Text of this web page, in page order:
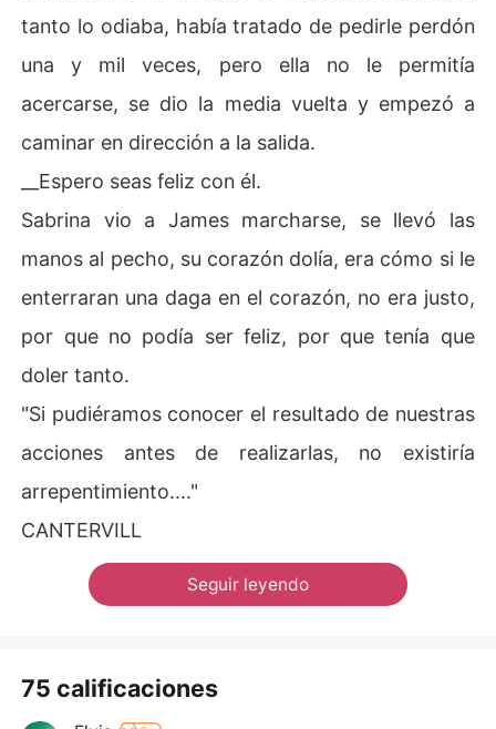
tanto lo odiaba, había tratado de pedirle perdón
una y mil veces, pero ella no le permitía
acercarse, se dio la media vuelta y empezó a
caminar en dirección a la salida.
__Espero seas feliz con él.
Sabrina vio a James marcharse, se llevó las
manos al pecho, su corazón dolía, era cómo si le
enterraran una daga en el corazón, no era justo,
por que no podía ser feliz, por que tenía que
doler tanto.
"Si pudiéramos conocer el resultado de nuestras
acciones antes de realizarlas, no existiría
arrepentimiento...."
CANTERVILL
Seguir leyendo
75 calificaciones